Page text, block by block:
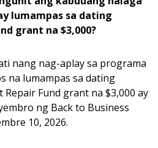
lumampas sa dating
grant na $3,000?
nang nag-aplay sa programa
na lumampas sa dating
Fund grant na $3,000 ay
ng Back to Business
10, 2026.